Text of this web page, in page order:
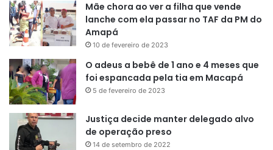
Mãe chora ao ver a filha que vende
lanche com ela passar no TAF da PM do
Amapá
10 de fevereiro de 2023
O adeus a bebê de 1 ano e 4 meses que
foi espancada pela tia em Macapá
5 de fevereiro de 2023
Justiça decide manter delegado alvo
de operação preso
14 de setembro de 2022